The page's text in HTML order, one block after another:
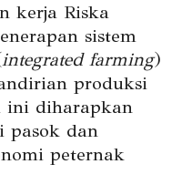
kerja Riska
sistem
integrated farming)
produksi
ini diharapkan
pasok dan
peternak